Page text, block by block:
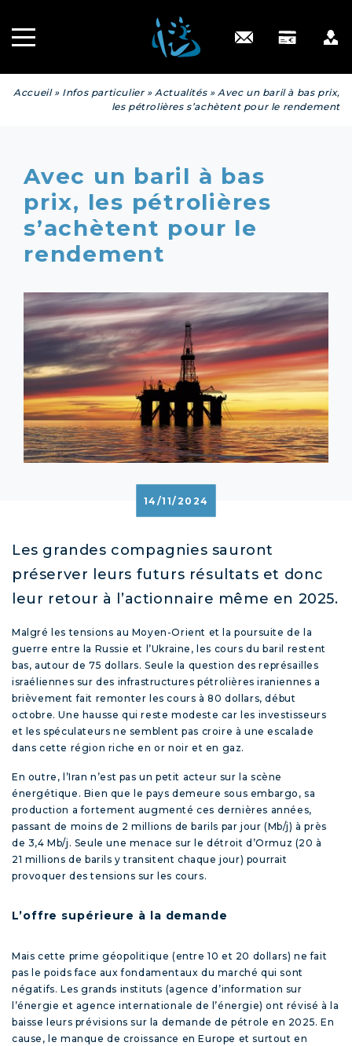
Engagé RSE
Contact
Accueil» Infos particulier»Actualités» Avec un baril à bas prix,
les pétrolières s’achètent pour le rendement
Avec un baril à bas
prix, les pétrolières
s’achètent pour le
rendement
14/11/2024
Les grandes compagnies sauront
préserver leurs futurs résultats et donc
leur retour à l’actionnaire même en 2025.
Malgré les tensions au Moyen-Orient et la poursuite de la
guerre entre la Russie et l’Ukraine, les cours du baril restent
bas, autour de 75 dollars. Seule la question des représailles
israéliennes sur des infrastructures pétrolières iraniennes a
brièvement fait remonter les cours à 80 dollars, début
octobre. Une hausse qui reste modeste car les investisseurs
et les spéculateurs ne semblent pas croire à une escalade
dans cette région riche en or noir et en gaz.
En outre, l’Iran n’est pas un petit acteur sur la scène
énergétique. Bien que le pays demeure sous embargo, sa
production a fortement augmenté ces dernières années,
passant de moins de 2 millions de barils par jour (Mb/j) à près
de 3,4 Mb/j. Seule une menace sur le détroit d’Ormuz (20 à
21 millions de barils y transitent chaque jour) pourrait
provoquer des tensions sur les cours.
L’offre supérieure à la demande
Mais cette prime géopolitique (entre 10 et 20 dollars) ne fait
pas le poids face aux fondamentaux du marché qui sont
négatifs. Les grands instituts (agence d’information sur
l’énergie et agence internationale de l’énergie) ont révisé à la
baisse leurs prévisions sur la demande de pétrole en 2025. En
cause, le manque de croissance en Europe et surtout en